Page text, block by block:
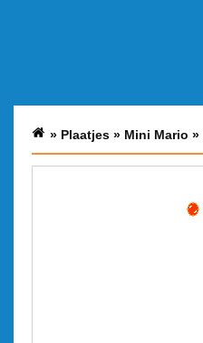
» Plaatjes » Mini Mario »